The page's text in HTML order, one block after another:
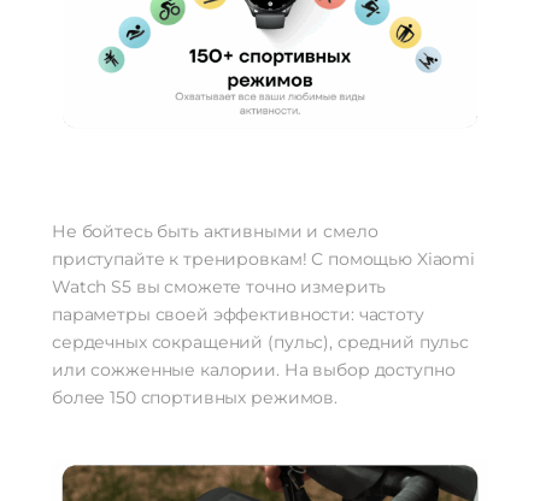
Не бойтесь быть активными и смело
приступайте к тренировкам! С помощью Xiaomi
Watch S5 вы сможете точно измерить
параметры своей эффективности: частоту
сердечных сокращений (пульс), средний пульс
или сожженные калории. На выбор доступно
более 150 спортивных режимов.